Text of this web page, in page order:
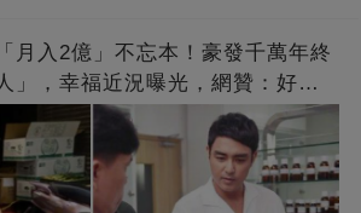
月入2億」不忘本！豪發千萬年終
」，幸福近況曝光，網贊：好老